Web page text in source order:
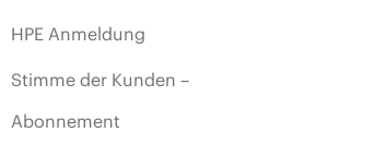
HPE Anmeldung
Stimme der Kunden –
Abonnement